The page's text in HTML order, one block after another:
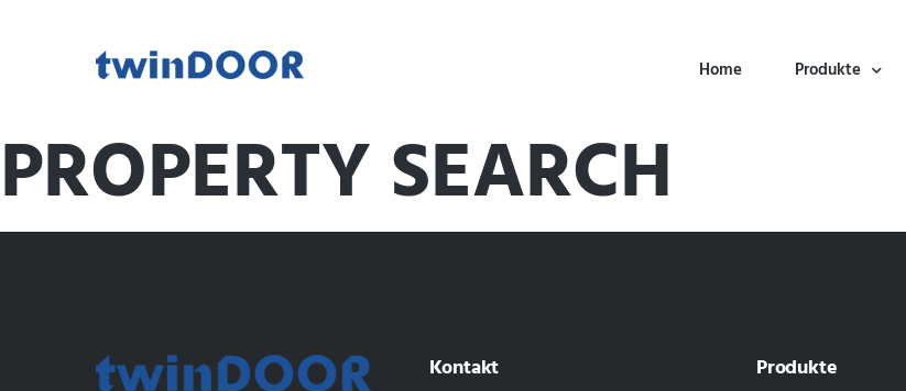
Home Produkte
PROPERTY SEARCH
Kontakt Produkte